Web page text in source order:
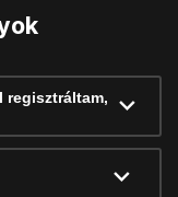
regisztráltam,